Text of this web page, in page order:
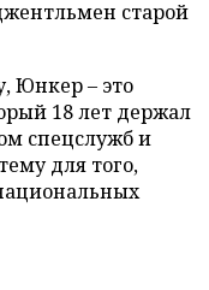
старой
Юнкер – это
18 лет держал
спецслужб и
для того,